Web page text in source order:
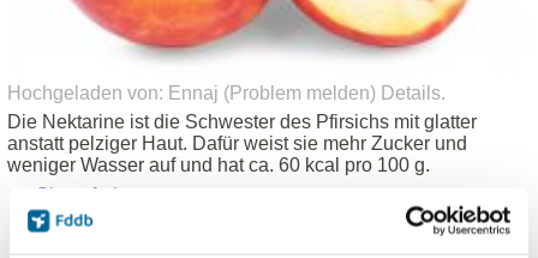
Hochgeladen von: Ennaj (Problem melden) Details.
Die Nektarine ist die Schwester des Pfirsichs mit glatter
anstatt pelziger Haut. Dafür weist sie mehr Zucker und
weniger Wasser auf und hat ca. 60 kcal pro 100 g.
Glutenfrei
Laktosefrei